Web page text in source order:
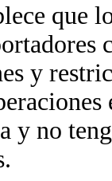
que
y
y no